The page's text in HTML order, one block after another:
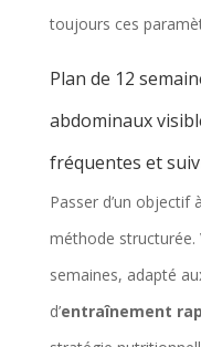
toujours ces
Plan de 12
abdominaux
fréquentes et
Passer d’un objectif
méthode structurée.
semaines, adapté
d’entraînement